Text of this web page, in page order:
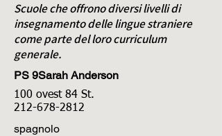
Scuole che offrono diversi livelli di
insegnamento delle lingue straniere
come parte del loro curriculum
generale.
PS 9Sarah Anderson
100 ovest 84 St.
212-678-2812
spagnolo